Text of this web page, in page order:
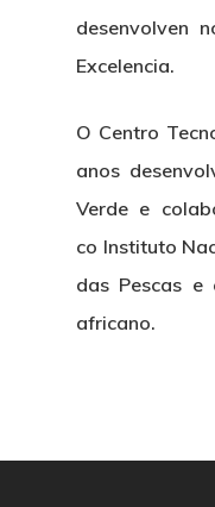
desenvolven
Excelencia.
O Centro
anos
Verde e
co Instituto
das Pescas e
africano.